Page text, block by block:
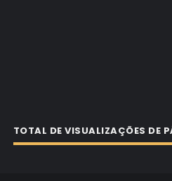
TOTAL DE VISUALIZAÇÕES DE